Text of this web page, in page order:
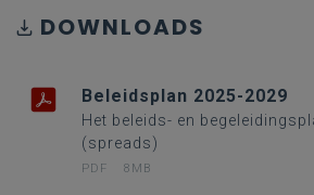
DOWNLOADS
Beleidsplan 2025-2029
Het beleids- en
(spreads)
PDF 8MB